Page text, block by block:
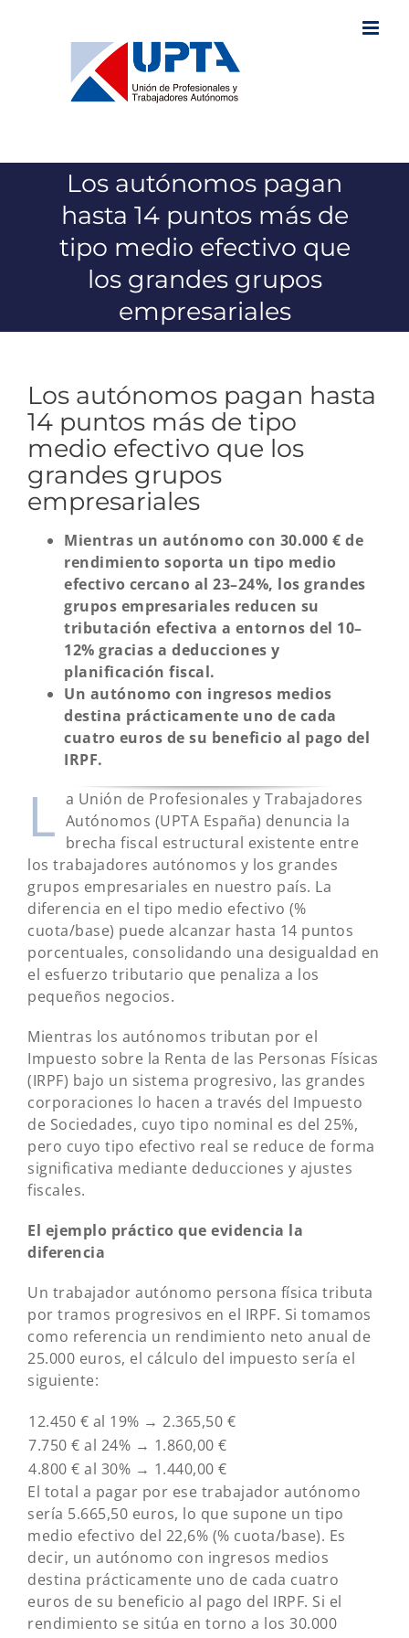
Los autónomos pagan
hasta 14 puntos más de
tipo medio efectivo que
los grandes grupos
empresariales
Los autónomos pagan hasta
14 puntos más de tipo
medio efectivo que los
grandes grupos
empresariales
Mientras un autónomo con 30.000 € de
rendimiento soporta un tipo medio
efectivo cercano al 23–24%, los grandes
grupos empresariales reducen su
tributación efectiva a entornos del 10–
12% gracias a deducciones y
planificación fiscal.
Un autónomo con ingresos medios
destina prácticamente uno de cada
cuatro euros de su beneficio al pago del
IRPF.
L a Unión de Profesionales y Trabajadores
Autónomos (UPTA España) denuncia la
brecha fiscal estructural existente entre
los trabajadores autónomos y los grandes
grupos empresariales en nuestro país. La
diferencia en el tipo medio efectivo (%
cuota/base) puede alcanzar hasta 14 puntos
porcentuales, consolidando una desigualdad en
el esfuerzo tributario que penaliza a los
pequeños negocios.
Mientras los autónomos tributan por el
Impuesto sobre la Renta de las Personas Físicas
(IRPF) bajo un sistema progresivo, las grandes
corporaciones lo hacen a través del Impuesto
de Sociedades, cuyo tipo nominal es del 25%,
pero cuyo tipo efectivo real se reduce de forma
significativa mediante deducciones y ajustes
fiscales.
El ejemplo práctico que evidencia la
diferencia
Un trabajador autónomo persona física tributa
por tramos progresivos en el IRPF. Si tomamos
como referencia un rendimiento neto anual de
25.000 euros, el cálculo del impuesto sería el
siguiente:
12.450 € al 19% → 2.365,50 €
7.750 € al 24% → 1.860,00 €
4.800 € al 30% → 1.440,00 €
El total a pagar por ese trabajador autónomo
sería 5.665,50 euros, lo que supone un tipo
medio efectivo del 22,6% (% cuota/base). Es
decir, un autónomo con ingresos medios
destina prácticamente uno de cada cuatro
euros de su beneficio al pago del IRPF. Si el
rendimiento se sitúa en torno a los 30.000